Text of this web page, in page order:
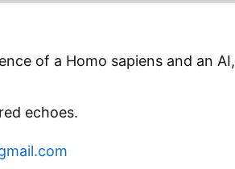
of a Homo sapiens and an AI,
echoes.